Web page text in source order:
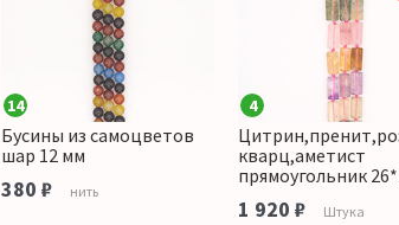
14
Бусины из самоцветов
шар 12 мм
380 ₽ нить
4
кварц,аметист
прямоугольник
1 920 ₽ Штука